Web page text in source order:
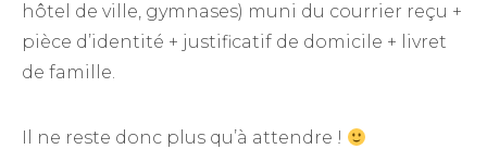
hôtel de ville, gymnases) muni du courrier reçu +
pièce d’identité + justificatif de domicile + livret
de famille.
Il ne reste donc plus qu’à attendre !